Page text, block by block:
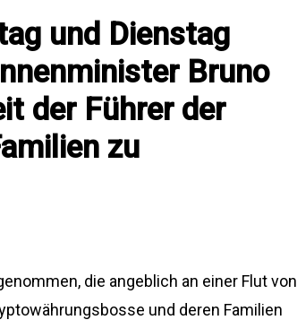
und Dienstag
Bruno
der Führer der
zu
die angeblich an einer Flut von
und deren Familien